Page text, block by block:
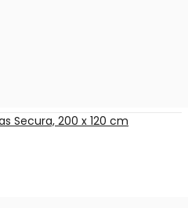
Secura, 200 x 120 cm